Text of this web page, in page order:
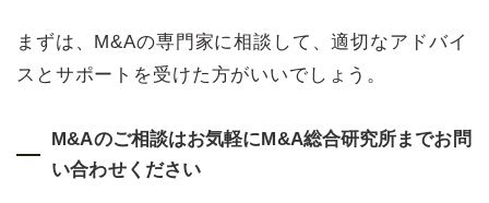
まずは、M&Aの専門家に相談して、適切なアドバイ
スとサポートを受けた方がいいでしょう。
M&Aのご相談はお気軽にM&A総合研究所までお問
い合わせください